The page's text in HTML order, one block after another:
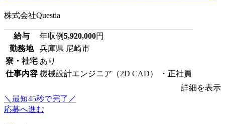
株式会社Questia
給与 年収例5,920,000円
勤務地
兵庫県 尼崎市
寮・社宅 あり
仕事内容 機械設計エンジニア（2D CAD） ・正社員
詳細を表示
＼最短45秒で完了／
応募へ進む